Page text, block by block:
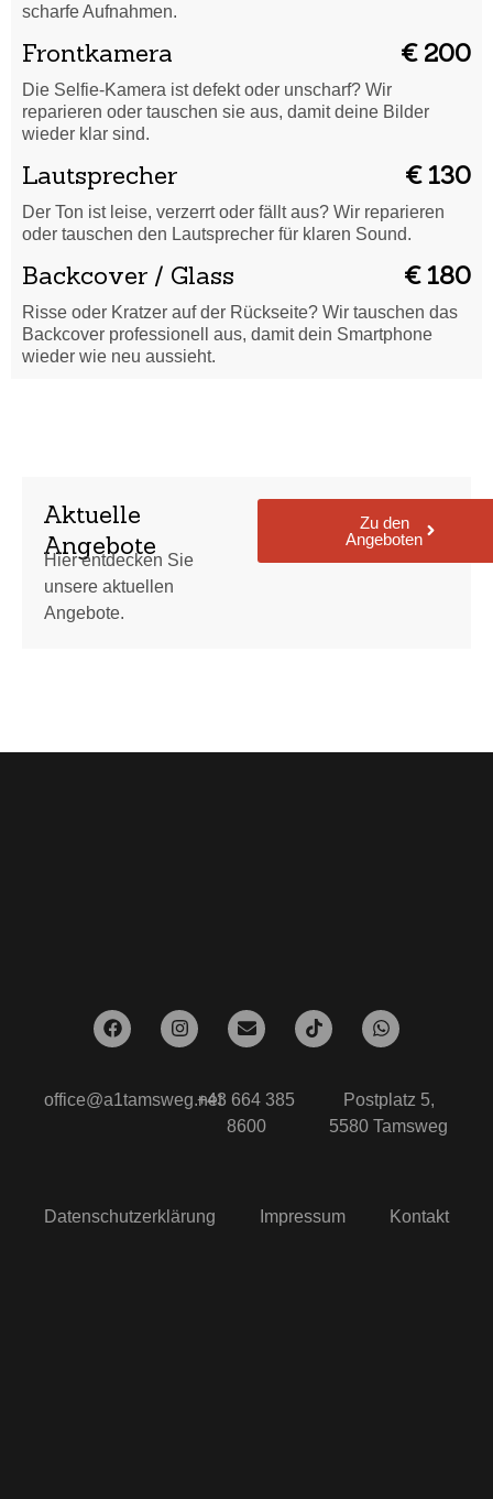
scharfe Aufnahmen.
Frontkamera € 200
Die Selfie-Kamera ist defekt oder unscharf? Wir
reparieren oder tauschen sie aus, damit deine Bilder
wieder klar sind.
Lautsprecher € 130
Der Ton ist leise, verzerrt oder fällt aus? Wir reparieren
oder tauschen den Lautsprecher für klaren Sound.
Backcover / Glass € 180
Risse oder Kratzer auf der Rückseite? Wir tauschen das
Backcover professionell aus, damit dein Smartphone
wieder wie neu aussieht.
Aktuelle
Angebote
Hier entdecken Sie
unsere aktuellen
Angebote.
Zu den
Angeboten
office@a1tamsweg.net+43 664 385
8600
Postplatz 5,
5580 Tamsweg
Datenschutzerklärung Impressum Kontakt